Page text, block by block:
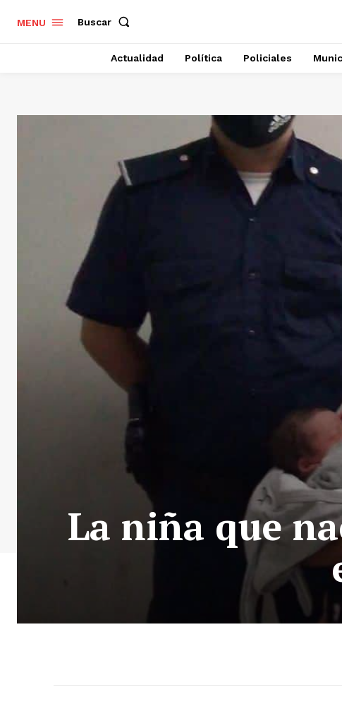
MENU Buscar
Actualidad Política Policiales
La niña que